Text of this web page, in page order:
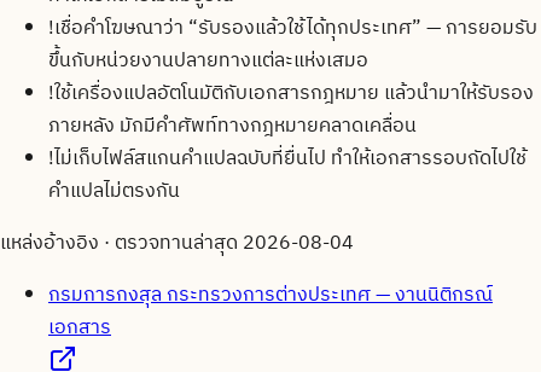
!เชื่อคำโฆษณาว่า “รับรองแล้วใช้ได้ทุกประเทศ” — การยอมรับ
ขึ้นกับหน่วยงานปลายทางแต่ละแห่งเสมอ
!ใช้เครื่องแปลอัตโนมัติกับเอกสารกฎหมาย แล้วนำมาให้รับรอง
ภายหลัง มักมีคำศัพท์ทางกฎหมายคลาดเคลื่อน
!ไม่เก็บไฟล์สแกนคำแปลฉบับที่ยื่นไป ทำให้เอกสารรอบถัดไปใช้
คำแปลไม่ตรงกัน
แหล่งอ้างอิง · ตรวจทานล่าสุด 2026-08-04
กรมการกงสุล กระทรวงการต่างประเทศ — งานนิติกรณ์
เอกสาร